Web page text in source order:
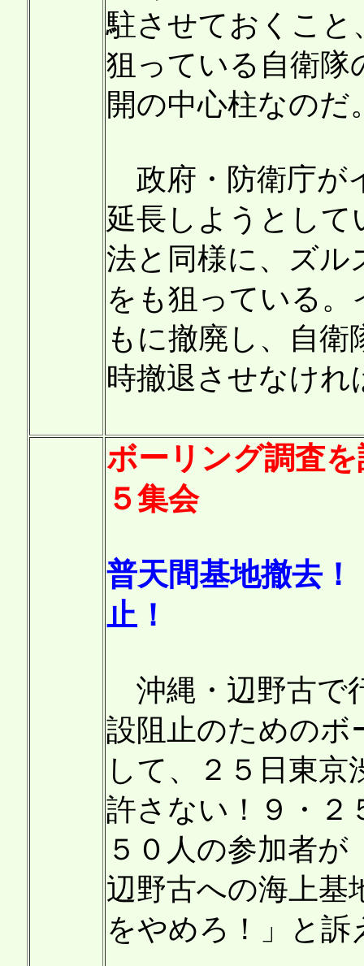
駐させておくこと
狙っている自衛隊
開の中心柱なのだ
政府・防衛庁が
延長しようとし
法と同様に、ズル
をも狙っている
もに撤廃し、自
時撤退させなけれ
ボーリング調査
５集会
普天間基地撤去
止！
沖縄・辺野古で
設阻止のためのボ
して、２５日東
許さない！９・２
５０人の参加者
辺野古への海上基
をやめろ！」と